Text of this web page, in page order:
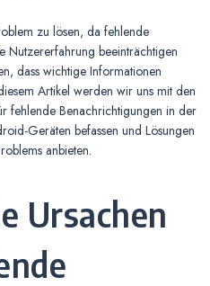
zu lösen, da fehlende
Nutzererfahrung beeinträchtigen
dass wichtige Informationen
Artikel werden wir uns mit den
fehlende Benachrichtigungen in der
Geräten befassen und Lösungen
anbieten.
Ursachen